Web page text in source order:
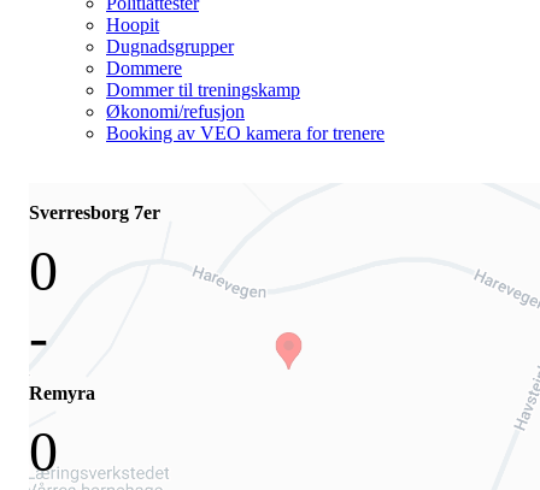
Hoopit
Dugnadsgrupper
Dommere
Dommer til treningskamp
Økonomi/refusjon
Booking av VEO kamera for trenere
Sverresborg 7er
0
-
Remyra
0